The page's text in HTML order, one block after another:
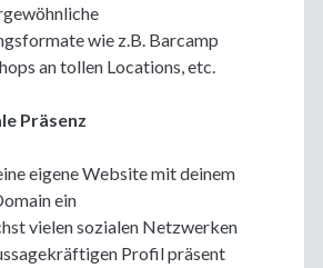
wie z.B. Barcamp
an tollen Locations, etc.
Präsenz
eigene Website mit deinem
ein
vielen sozialen Netzwerken
Profil präsent